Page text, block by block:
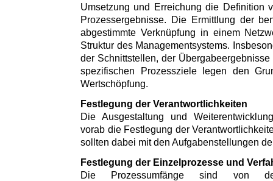
Umsetzung und Erreichung die Definition
Prozessergebnisse. Die Ermittlung der
abgestimmte Verknüpfung in einem
Struktur des Managementsystems.
der Schnittstellen, der
spezifischen Prozessziele legen den
Wertschöpfung.
Festlegung der Verantwortlichkeiten
Die Ausgestaltung und
vorab die Festlegung der
sollten dabei mit den Aufgabenstellungen
Festlegung der Einzelprozesse und
Die Prozessumfänge sind von